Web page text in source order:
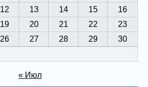
12 13 14 15
16
19 20 21 22
23
26 27 28 29
30
« Июл